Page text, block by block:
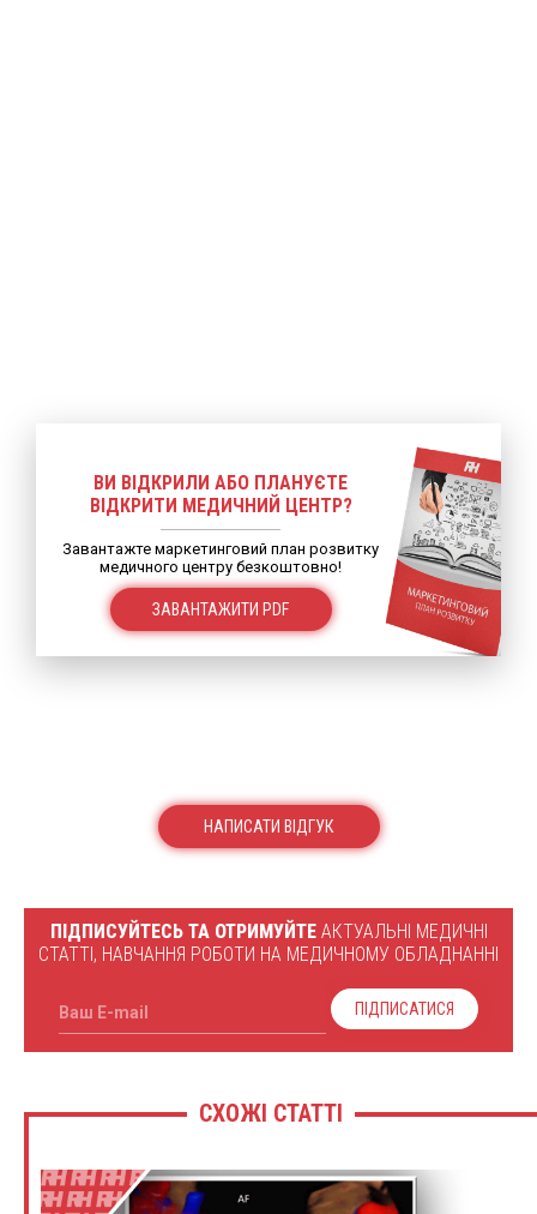
ВИ ВІДКРИЛИ АБО ПЛАНУЄТЕ
ВІДКРИТИ МЕДИЧНИЙ ЦЕНТР?
Завантажте маркетинговий план розвитку
медичного центру безкоштовно!
ЗАВАНТАЖИТИ PDF
НАПИСАТИ ВІДГУК
ПІДПИСУЙТЕСЬ ТА ОТРИМУЙТЕАКТУАЛЬНІ МЕДИЧНІ
СТАТТІ, НАВЧАННЯ РОБОТИ НА МЕДИЧНОМУ ОБЛАДНАННІ
Ваш E-mail ПІДПИСАТИСЯ
СХОЖІ СТАТТІ